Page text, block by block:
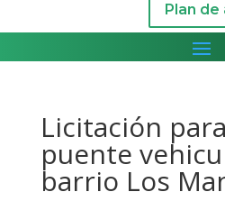
Plan
Licitación
puente
barrio Los